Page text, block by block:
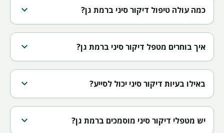
כמה עולה טיפול דיקור סיני ברמת גן? expand_more
איך בוחרים מטפל דיקור סיני ברמת גן? expand_more
באילו בעיות דיקור סיני יכול לסייע? expand_more
יש מטפלי דיקור סיני מוסמכים ברמת גן? expand_more